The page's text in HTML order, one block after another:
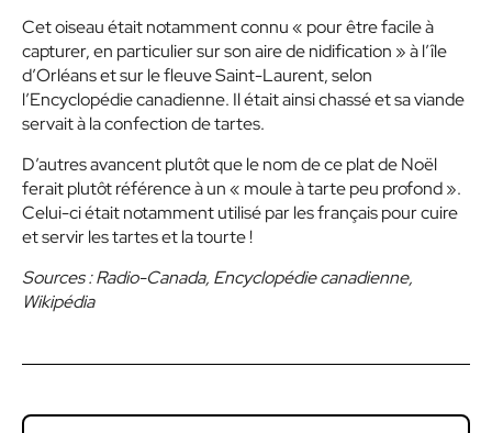
Cet oiseau était notamment connu « pour être facile à
capturer, en particulier sur son aire de nidification » à l’île
d’Orléans et sur le fleuve Saint-Laurent, selon
l’Encyclopédie canadienne. Il était ainsi chassé et sa viande
servait à la confection de tartes.
D’autres avancent plutôt que le nom de ce plat de Noël
ferait plutôt référence à un « moule à tarte peu profond ».
Celui-ci était notamment utilisé par les français pour cuire
et servir les tartes et la tourte !
Sources : Radio-Canada, Encyclopédie canadienne,
Wikipédia